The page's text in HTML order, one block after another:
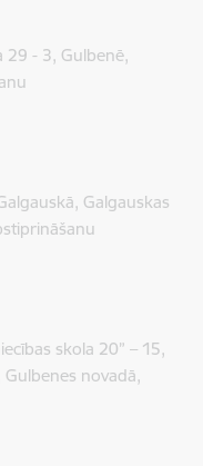
29 - 3, Gulbenē,
Galgauskas
skola 20” – 15,
novadā,